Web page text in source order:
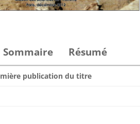
Sommaire Résumé
publication du titre